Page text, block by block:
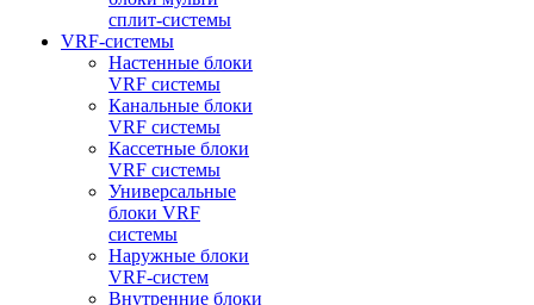
сплит-системы
VRF-системы
Настенные блоки
VRF системы
Канальные блоки
VRF системы
Кассетные блоки
VRF системы
Универсальные
блоки VRF
системы
Наружные блоки
VRF-систем
Внутренние блоки